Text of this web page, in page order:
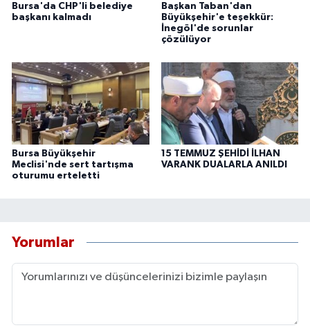
Bursa'da CHP'li belediye
başkanı kalmadı
Başkan Taban'dan
Büyükşehir'e teşekkür:
İnegöl'de sorunlar
çözülüyor
Bursa Büyükşehir
Meclisi'nde sert tartışma
oturumu erteletti
15 TEMMUZ ŞEHİDİ İLHAN
VARANK DUALARLA ANILDI
Yorumlar